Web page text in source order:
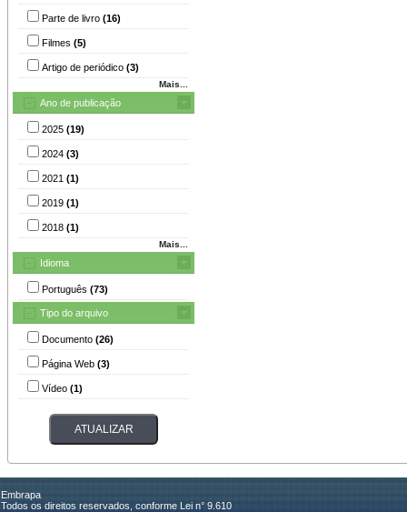
Parte de livro (16)
Filmes (5)
Artigo de periódico (3)
Mais...
Ano de publicação
2025 (19)
2024 (3)
2021 (1)
2019 (1)
2018 (1)
Mais...
Idioma
Português (73)
Tipo do arquivo
Documento (26)
Página Web (3)
Vídeo (1)
Embrapa
Todos os direitos reservados, conforme Lei n° 9.610